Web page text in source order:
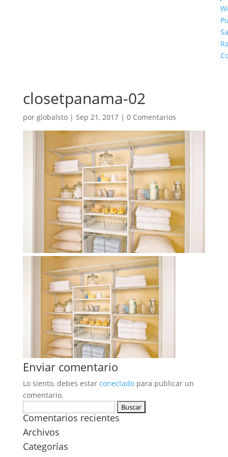
closetpanama-02
por globalsto| Sep 21, 2017| 0 Comentarios
Enviar comentario
Lo siento, debes estar conectadopara publicar un
comentario.
Comentarios recientes
Archivos
Categorías